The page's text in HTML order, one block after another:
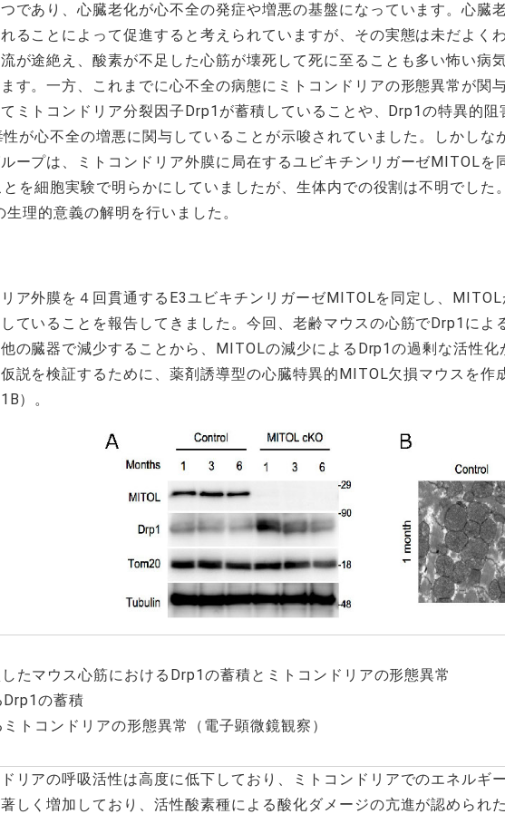
であり、心臓老化が心不全の発症や増悪の基盤になっています。心臓
ることによって促進すると考えられていますが、その実態は未だよ
が途絶え、酸素が不足した心筋が壊死して死に至ることも多い怖い
す。一方、これまでに心不全の病態にミトコンドリアの形態異常が関
ミトコンドリア分裂因子Drp1が蓄積していることや、Drp1の特異的
が心不全の増悪に関与していることが示唆されていました。しかし
ープは、ミトコンドリア外膜に局在するユビキチンリガーゼMITOLを
を細胞実験で明らかにしていましたが、生体内での役割は不明でした
理的意義の解明を行いました。
ア外膜を４回貫通するE3ユビキチンリガーゼMITOLを同定し、
ていることを報告してきました。今回、老齢マウスの心筋でDrp1に
の臓器で減少することから、MITOLの減少によるDrp1の過剰な活性
説を検証するために、薬剤誘導型の心臓特異的MITOL欠損マウスを
）。
たマウス心筋におけるDrp1の蓄積とミトコンドリアの形態異常
の蓄積
トコンドリアの形態異常（電子顕微鏡観察）
リアの呼吸活性は高度に低下しており、ミトコンドリアでのエネルギ
しく増加しており、活性酸素種による酸化ダメージの亢進が認められ